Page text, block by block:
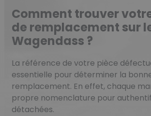
Comment trouver
de remplacement sur
Wagendass ?
La référence de votre pièce
essentielle pour déterminer la
remplacement. En effet, chaque
propre nomenclature pour
détachées.